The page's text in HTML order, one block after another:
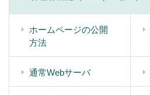
ホームページの公開
方法
通常Webサーバ